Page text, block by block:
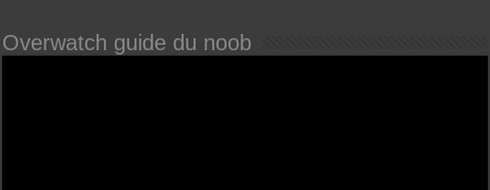
Overwatch guide du noob